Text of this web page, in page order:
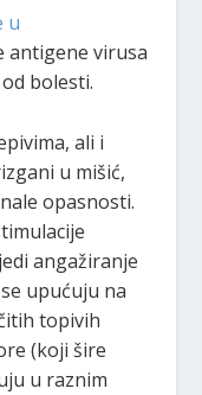
u
antigene virusa
bolesti.
ali i
u mišić,
opasnosti.
angažiranje
upućuju na
topivih
(koji šire
u raznim